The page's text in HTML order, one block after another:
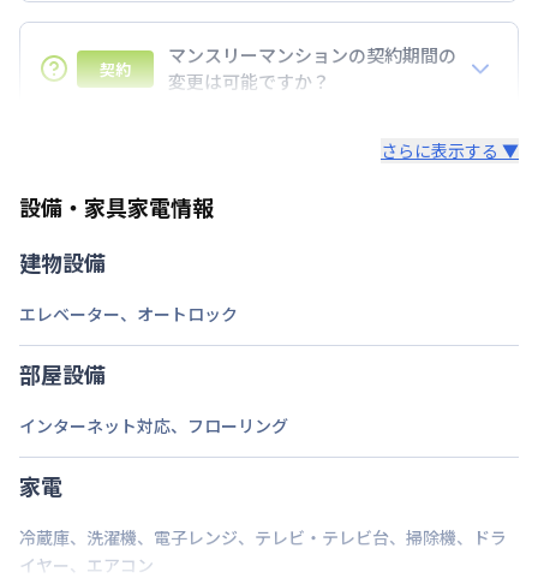
7日以上からのご契約期間ですが1ヶ月（30日）以上
のご契約期間の地域もございますのでお気軽にお問い
合わせください。
契約
マンスリーマンションの契約期間の
変更は可能ですか？
約が入っていなければ、ご対応可能です。その際、再
い。期間の変更がある場合は、できるだけお早めにご
さらに表示する ▼
設備・家具家電情報
建物設備
エレベーター、 オートロック
部屋設備
インターネット対応、 フローリング
家電
冷蔵庫、 洗濯機、 電子レンジ、 テレビ・テレビ台、 掃除機、
ドラ
イヤー、 エアコン